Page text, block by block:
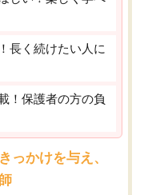
長く続けたい人に
！保護者の方の負
っかけを与え、